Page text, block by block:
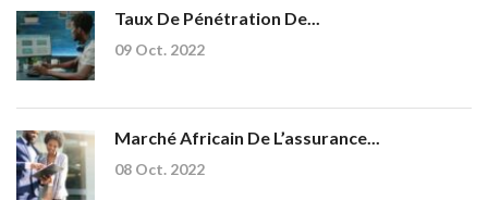
Taux De Pénétration De...
09 Oct. 2022
Marché Africain De L’assurance...
08 Oct. 2022